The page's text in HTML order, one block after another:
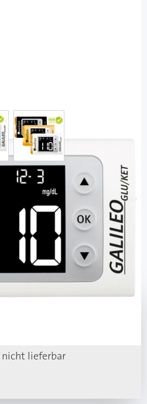
larger imageView larger image
KET PLUS weiß
/ Set
Nr. 112133
lieferbar